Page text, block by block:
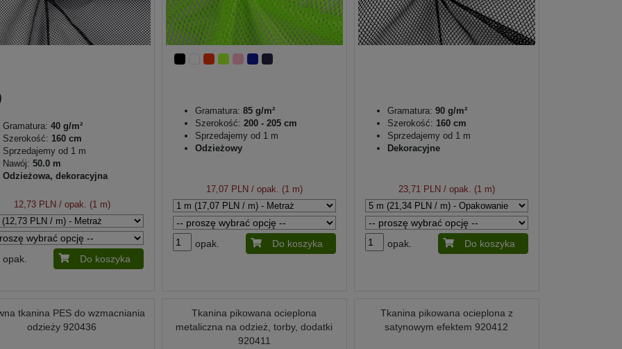
Gramatura: 40 g/m²
Szerokość: 160 cm
Sprzedajemy od 1 m
Nawój: 50.0 m
Odzieżowa, dekoracyjna
12,73 PLN/ opak. (1 m)
opak. Do koszyka
Gramatura: 85 g/m²
Szerokość: 200 - 205 cm
Sprzedajemy od 1 m
Odzieżowy
17,07 PLN/ opak. (1 m)
opak. Do koszyka
Gramatura: 90 g/m²
Szerokość: 160 cm
Sprzedajemy od 1 m
Dekoracyjne
23,71 PLN/ opak. (1 m)
opak. Do koszyka
tkanina PES do wzmacniania
odzieży 920436
Tkanina pikowana ocieplona
metaliczna na odzież, torby, dodatki
920411
Tkanina pikowana ocieplona z
satynowym efektem 920412